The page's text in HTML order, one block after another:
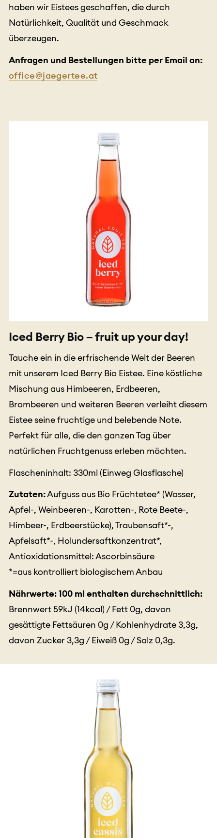
haben wir Eistees geschaffen, die durch
Natürlichkeit, Qualität und Geschmack
überzeugen.
Anfragen und Bestellungen bitte per Email an:
office@jaegertee.at
Iced Berry Bio – fruit up your day!
Tauche ein in die erfrischende Welt der Beeren
mit unserem Iced Berry Bio Eistee. Eine köstliche
Mischung aus Himbeeren, Erdbeeren,
Brombeeren und weiteren Beeren verleiht diesem
Eistee seine fruchtige und belebende Note.
Perfekt für alle, die den ganzen Tag über
natürlichen Fruchtgenuss erleben möchten.
Flascheninhalt: 330ml (Einweg Glasflasche)
Zutaten:Aufguss aus Bio Früchtetee* (Wasser,
Apfel-, Weinbeeren-, Karotten-, Rote Beete-,
Himbeer-, Erdbeerstücke), Traubensaft*-,
Apfelsaft*-, Holundersaftkonzentrat*,
Antioxidationsmittel: Ascorbinsäure
*=aus kontrolliert biologischem Anbau
Nährwerte: 100 ml enthalten durchschnittlich:
Brennwert 59kJ (14kcal) / Fett 0g, davon
gesättigte Fettsäuren 0g / Kohlenhydrate 3,3g,
davon Zucker 3,3g / Eiweiß 0g / Salz 0,3g.